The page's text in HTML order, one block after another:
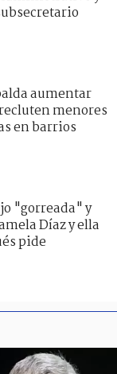
aumentar
menores
en barrios
"gorreada" y
Díaz y ella
pide